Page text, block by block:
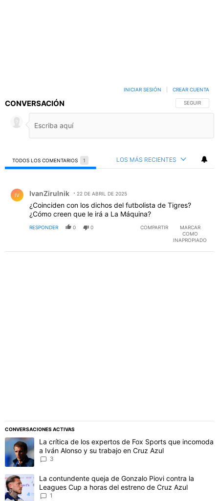
CONVERSACIÓN SIGA ESTA
SEGUIR
INICIAR SESIÓN CREAR CUENTA
TODOS LOS COMENTARIOS 1 LOS MÁS RECIENTES
IV IvanZirulnik 22 DE ABRIL DE 2025
¿Coinciden con los dichos del futbolista de Tigres?
¿Cómo creen que le irá a La Máquina?
RESPONDER 0 0 COMPARTIR
MARCAR
COMO
INAPROPIADO
CONVERSACIONES ACTIVAS
Este listado muestra los artículos con más comentarios en los
Un artículo de tendencia con el título "La crítica de los expertos
La crítica de los expertos de Fox Sports que incomoda
a Iván Alonso y su trabajo en Cruz Azul
3
Un artículo de tendencia con el título "La contundente queja de
La contundente queja de Gonzalo Piovi contra la
Leagues Cup a horas del estreno de Cruz Azul
1